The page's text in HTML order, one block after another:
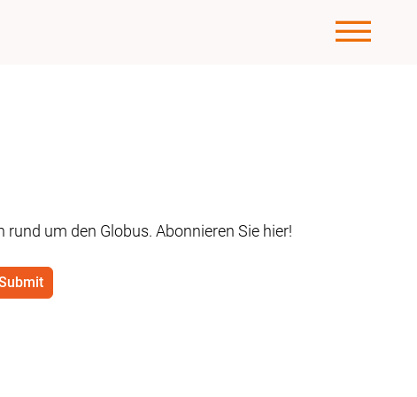
um den Globus. Abonnieren Sie hier!